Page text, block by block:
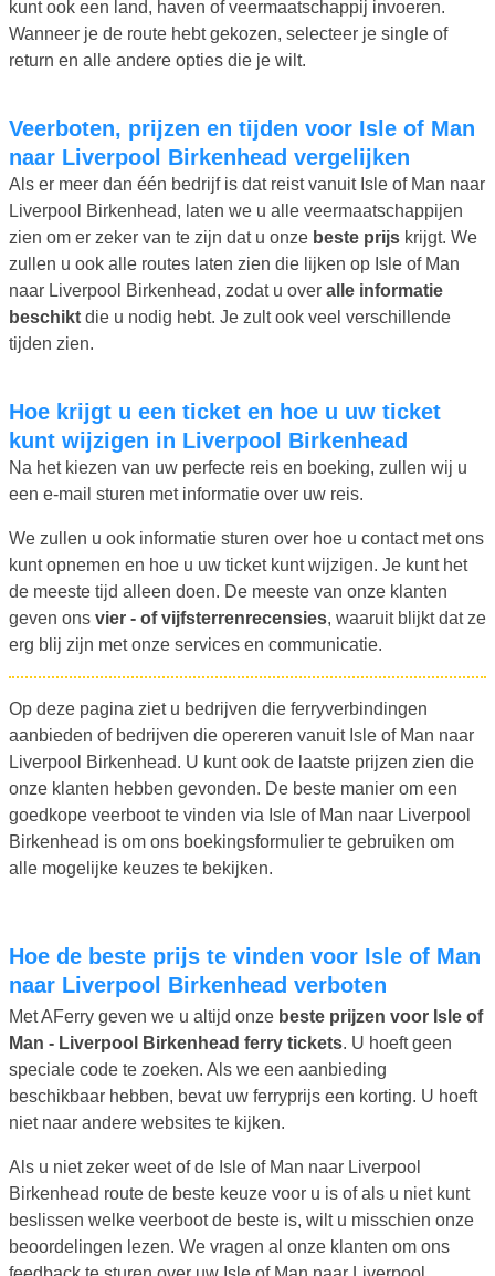
kunt ook een land, haven of veermaatschappij invoeren.
Wanneer je de route hebt gekozen, selecteer je single of
return en alle andere opties die je wilt.
Veerboten, prijzen en tijden voor Isle of Man
naar Liverpool Birkenhead vergelijken
Als er meer dan één bedrijf is dat reist vanuit Isle of Man naar
Liverpool Birkenhead, laten we u alle veermaatschappijen
zien om er zeker van te zijn dat u onze beste prijs krijgt. We
zullen u ook alle routes laten zien die lijken op Isle of Man
naar Liverpool Birkenhead, zodat u over alle informatie
beschikt die u nodig hebt. Je zult ook veel verschillende
tijden zien.
Hoe krijgt u een ticket en hoe u uw ticket
kunt wijzigen in Liverpool Birkenhead
Na het kiezen van uw perfecte reis en boeking, zullen wij u
een e-mail sturen met informatie over uw reis.
We zullen u ook informatie sturen over hoe u contact met ons
kunt opnemen en hoe u uw ticket kunt wijzigen. Je kunt het
de meeste tijd alleen doen. De meeste van onze klanten
geven ons vier - of vijfsterrenrecensies, waaruit blijkt dat ze
erg blij zijn met onze services en communicatie.
Op deze pagina ziet u bedrijven die ferryverbindingen
aanbieden of bedrijven die opereren vanuit Isle of Man naar
Liverpool Birkenhead. U kunt ook de laatste prijzen zien die
onze klanten hebben gevonden. De beste manier om een
goedkope veerboot te vinden via Isle of Man naar Liverpool
Birkenhead is om ons boekingsformulier te gebruiken om
alle mogelijke keuzes te bekijken.
Hoe de beste prijs te vinden voor Isle of Man
naar Liverpool Birkenhead verboten
Met AFerry geven we u altijd onze beste prijzen voor Isle of
Man - Liverpool Birkenhead ferry tickets. U hoeft geen
speciale code te zoeken. Als we een aanbieding
beschikbaar hebben, bevat uw ferryprijs een korting. U hoeft
niet naar andere websites te kijken.
Als u niet zeker weet of de Isle of Man naar Liverpool
Birkenhead route de beste keuze voor u is of als u niet kunt
beslissen welke veerboot de beste is, wilt u misschien onze
beoordelingen lezen. We vragen al onze klanten om ons